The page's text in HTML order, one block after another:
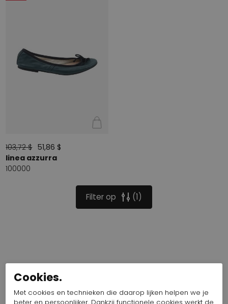
103,72 $ 51,86 $
linea azzurra
100000
Filter op 1
Cookies.
Met cookies en technieken die daarop lijken helpen we je